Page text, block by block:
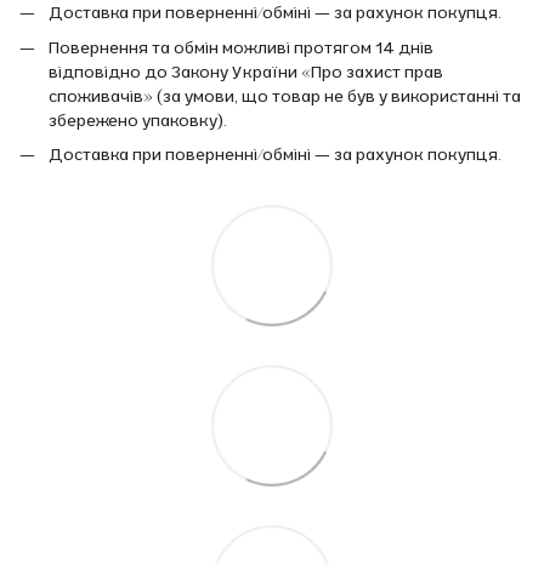
Доставка при поверненні/обміні — за рахунок покупця.
Повернення та обмін можливі протягом 14 днів
відповідно до Закону України «Про захист прав
споживачів» (за умови, що товар не був у використанні та
збережено упаковку).
Доставка при поверненні/обміні — за рахунок покупця.